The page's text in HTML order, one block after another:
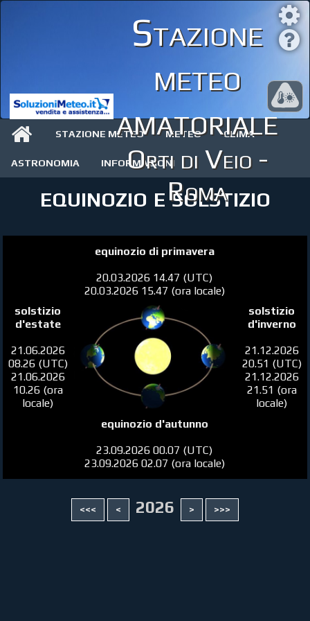
Stazione
meteo
amatoriale
Orti di Veio -
Roma
STAZIONE METEO METEO CLIMA
ASTRONOMIA INFORMAZIONI
equinozio e solstizio
equinozio di primavera
20.03.2026 14.47 (UTC)
20.03.2026 15.47 (ora locale)
solstizio
d'estate
21.06.2026
08.26 (UTC)
21.06.2026
10.26 (ora
locale)
solstizio
d'inverno
21.12.2026
20.51 (UTC)
21.12.2026
21.51 (ora
locale)
equinozio d'autunno
23.09.2026 00.07 (UTC)
23.09.2026 02.07 (ora locale)
2026